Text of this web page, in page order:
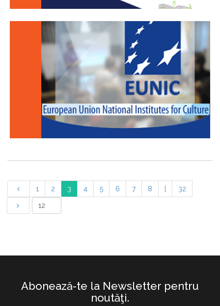
1 2 3 4 5 6 7 8 32
Abonează-te la Newsletter pentru
noutăţi.